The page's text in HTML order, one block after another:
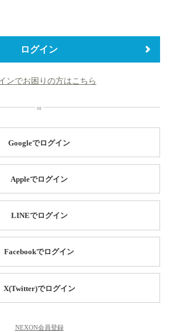
替
ログイン
ンでお困りの方はこちら
Googleでログイン
Appleでログイン
LINEでログイン
Facebookでログイン
X(Twitter)でログイン
NEXON会員登録